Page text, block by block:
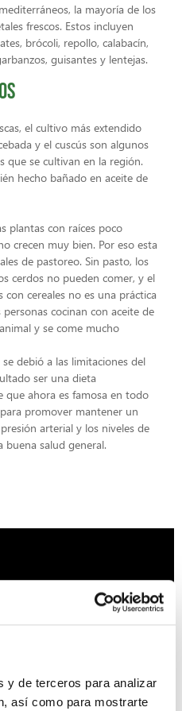
y de terceros para analizar
así como para mostrarte
la mayoría de los
frescos. Estos incluyen
brócoli, repollo, calabacín,
guisantes y lentejas.
el cultivo más extendido
y el cuscús son algunos
que se cultivan en la región.
hecho bañado en aceite de
plantas con raíces poco
crecen muy bien. Por eso esta
de pastoreo. Sin pasto, los
cerdos no pueden comer, y el
cereales no es una práctica
cocinan con aceite de
y se come mucho
debió a las limitaciones del
ser una dieta
que ahora es famosa en todo
promover mantener un
arterial y los niveles de
salud general.